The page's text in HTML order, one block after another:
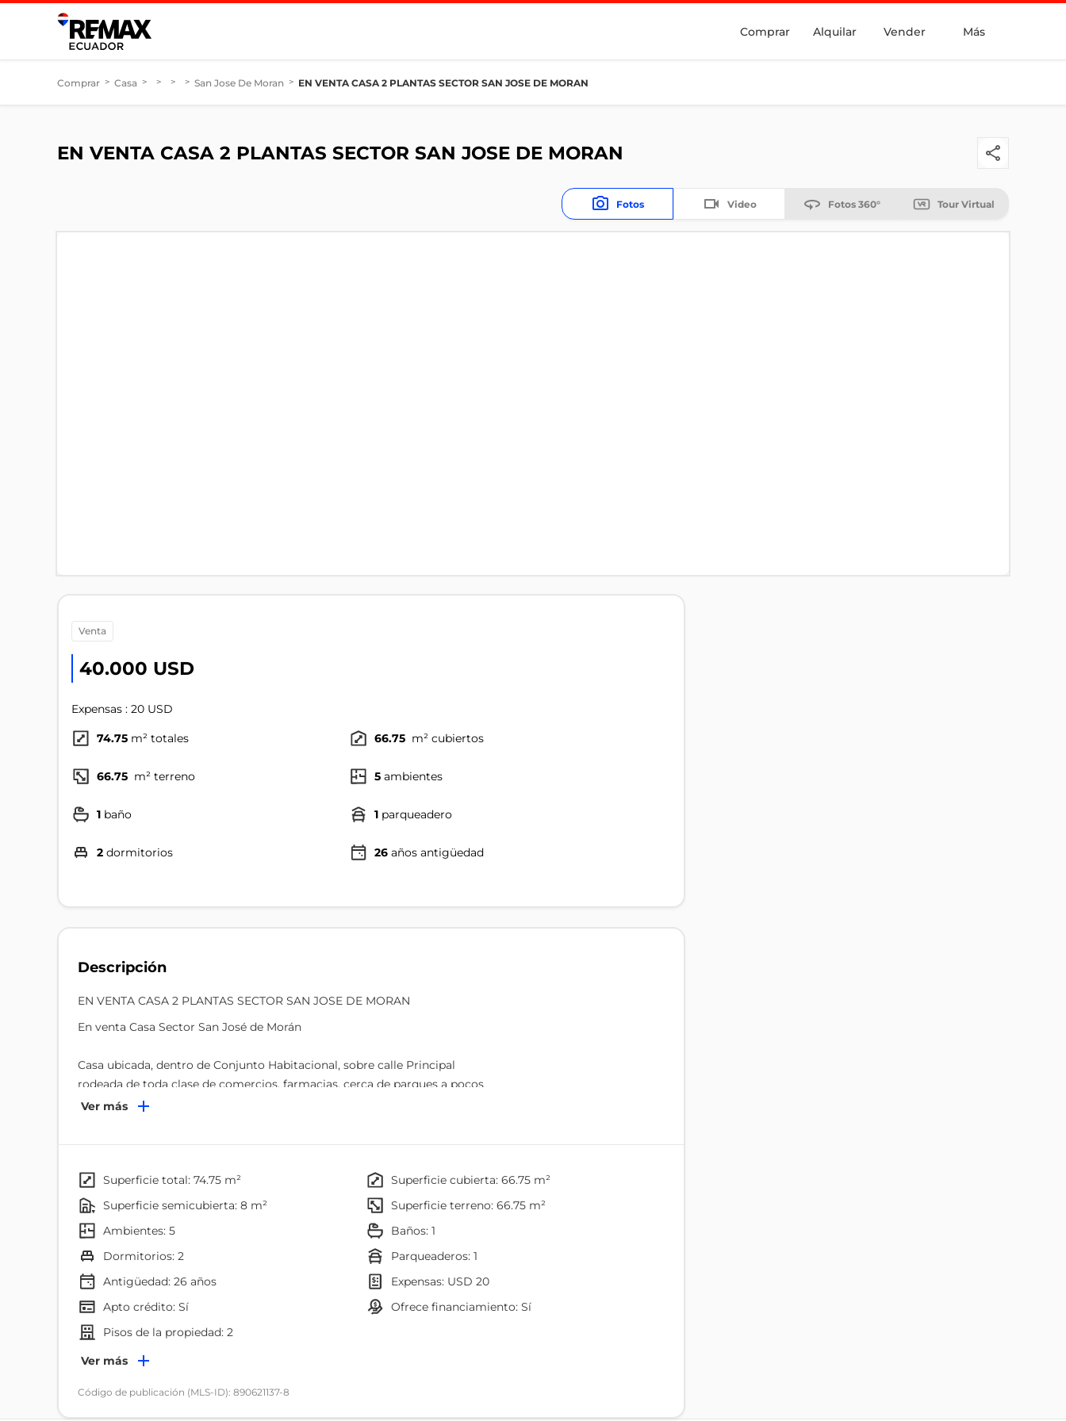
Comprar Alquilar Vender Más
Comprar > Casa > > > > San Jose De Moran > EN VENTA CASA 2 PLANTAS SECTOR SAN JOSE DE MORAN
EN VENTA CASA 2 PLANTAS SECTOR SAN JOSE DE MORAN
Fotos Video Fotos 360° Tour Virtual
venta
40.000 USD
Expensas : 20 USD
74.75 m² totales 66.75 m² cubiertos
66.75 m² terreno 5 ambientes
1 baño 1 parqueadero
2 dormitorios 26 años antigüedad
Descripción
EN VENTA CASA 2 PLANTAS SECTOR SAN JOSE DE MORAN
En venta Casa Sector San José de Morán
Casa ubicada, dentro de Conjunto Habitacional, sobre calle Principal
rodeada de toda clase de comercios, farmacias, cerca de parques a pocos
minutos del Supermercado Aki y Centro Comercial El Portal , Mac Donald y Smart Fit es una zona
Sala-comedor con piso de baldosa
Baño social
Cocina con muebles altos y bajos
Patio con lavandería y tendedero, con excelente vista a la ciudad
2 dormitorios amplios con clósets y excelente luz natural
1 baño completo compartido para los dormitorios
Posibilidad de construir 3er piso
Bodega
Guardianía y conserje
Ver más
superficie total: 74.75 m²
superficie cubierta: 66.75 m²
superficie semicubierta: 8 m²
superficie terreno: 66.75 m²
ambientes: 5
baños: 1
dormitorios: 2
parqueaderos: 1
Antigüedad: 26 años
expensas: USD 20
Apto crédito: Sí
ofrece financiamiento: Sí
pisos de la propiedad: 2
Ambientes
Dormitorio
Lavadero
Medio Baño
Ver más
Código de publicación (MLS-ID): 890621137-8